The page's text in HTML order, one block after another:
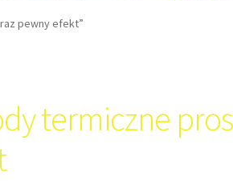
pewny efekt”
termiczne